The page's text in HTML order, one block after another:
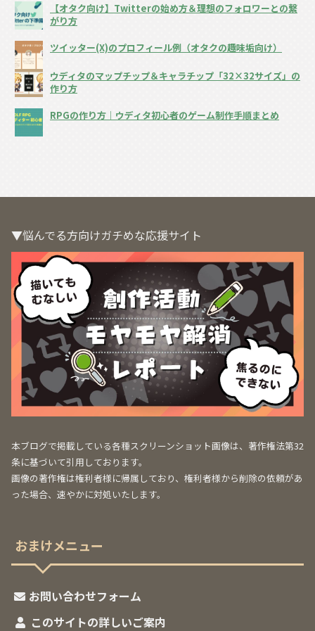
【オタク向け】Twitterの始め方＆理想のフォロワーとの繋
がり方
ツイッター(X)のプロフィール例（オタクの趣味垢向け）
ウディタのマップチップ＆キャラチップ「32×32サイズ」の
作り方
RPGの作り方｜ウディタ初心者のゲーム制作手順まとめ
▼悩んでる方向けガチめな応援サイト
本ブログで掲載している各種スクリーンショット画像は、著作権法第32
条に基づいて引用しております。
画像の著作権は権利者様に帰属しており、権利者様から削除の依頼があ
った場合、速やかに対処いたします。
おまけメニュー
お問い合わせフォーム
このサイトの詳しいご案内